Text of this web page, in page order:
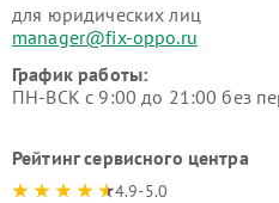
для юридических лиц
manager@fix-oppo.ru
График работы:
ПН-ВСК с 9:00 до 21:00 без
Рейтинг сервисного центра
4.9-5.0